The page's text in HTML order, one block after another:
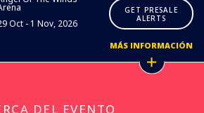
Oct - 1 Nov, 2026
GET PRESALE
ALERTS
MÁS INFORMACIÓN
DEL EVENTO